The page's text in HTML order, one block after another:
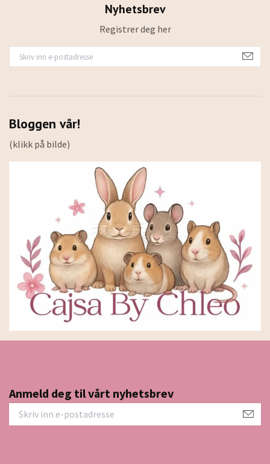
Nyhetsbrev
Registrer deg her
Bloggen vår!
(klikk på bilde)
Anmeld deg til vårt nyhetsbrev